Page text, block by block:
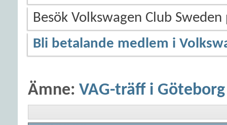
Besök Volkswagen Club
Bli betalande medlem i
Ämne: VAG-träff i